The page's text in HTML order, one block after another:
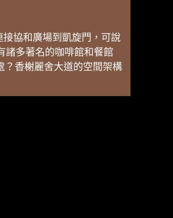
接協和廣場到凱旋門，可說
諸多著名的咖啡館和餐館
？香榭麗舍大道的空間架構